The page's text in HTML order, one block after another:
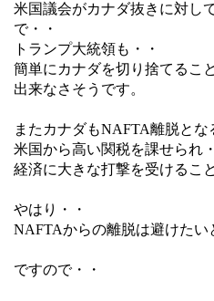
米国議会がカナダ抜きに対し
で・・
トランプ大統領も・・
簡単にカナダを切り捨てるこ
出来なさそうです。
またカナダもNAFTA離脱とな
米国から高い関税を課せられ
経済に大きな打撃を受けるこ
やはり・・
NAFTAからの離脱は避けたい
ですので・・